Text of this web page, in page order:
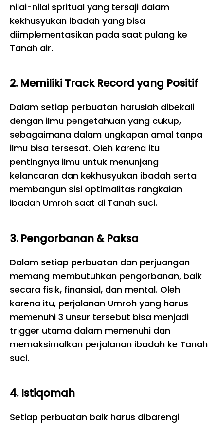
nilai-nilai spritual yang tersaji dalam
kekhusyukan ibadah yang bisa
diimplementasikan pada saat pulang ke
Tanah air.
2. Memiliki Track Record yang Positif
Dalam setiap perbuatan haruslah dibekali
dengan ilmu pengetahuan yang cukup,
sebagaimana dalam ungkapan amal tanpa
ilmu bisa tersesat. Oleh karena itu
pentingnya ilmu untuk menunjang
kelancaran dan kekhusyukan ibadah serta
membangun sisi optimalitas rangkaian
ibadah Umroh saat di Tanah suci.
3. Pengorbanan & Paksa
Dalam setiap perbuatan dan perjuangan
memang membutuhkan pengorbanan, baik
secara fisik, finansial, dan mental. Oleh
karena itu, perjalanan Umroh yang harus
memenuhi 3 unsur tersebut bisa menjadi
trigger utama dalam memenuhi dan
memaksimalkan perjalanan ibadah ke Tanah
suci.
4. Istiqomah
Setiap perbuatan baik harus dibarengi